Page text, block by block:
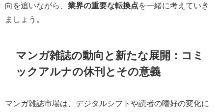
向を追いながら、 業界の重要な転換点を一緒に考えていき
ましょう。
マンガ雑誌の動向と新たな展開：コミ
ックアルナの休刊とその意義
マンガ雑誌市場は、デジタルシフトや読者の嗜好の変化に